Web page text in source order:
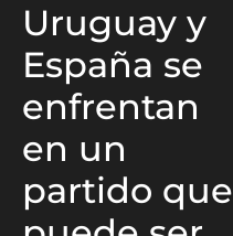
Uruguay y
España se
enfrentan
en un
partido que